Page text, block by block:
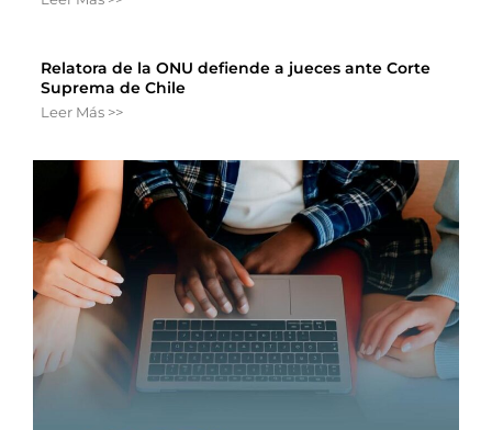
Relatora de la ONU defiende a jueces ante Corte
Suprema de Chile
Leer Más >>